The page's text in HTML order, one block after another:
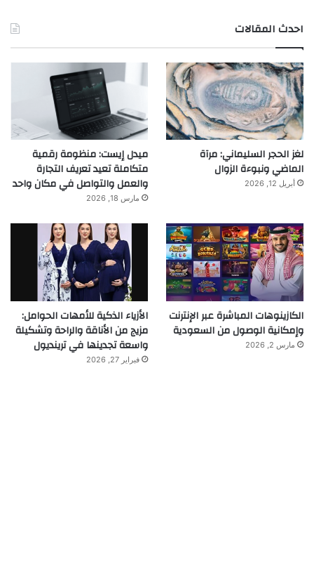
احدث المقالات
لغز الحجر السليماني: مرآة
الماضي ونبوءة الزوال
أبريل 12, 2026
ميدل إيست: منظومة رقمية
متكاملة تعيد تعريف التجارة
والعمل والتواصل في مكان واحد
مارس 18, 2026
الكازينوهات المباشرة عبر الإنترنت
وإمكانية الوصول من السعودية
مارس 2, 2026
الأزياء الذكية للأمهات الحوامل:
مزيج من الأناقة والراحة وتشكيلة
واسعة تجدينها في ترينديول
فبراير 27, 2026